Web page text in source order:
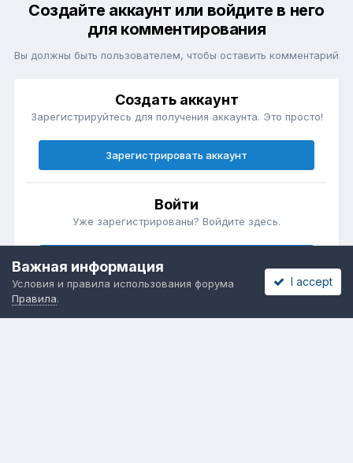
Создайте аккаунт или войдите в него
для комментирования
Вы должны быть пользователем, чтобы оставить комментарий
Создать аккаунт
Зарегистрируйтесь для получения аккаунта. Это просто!
Зарегистрировать аккаунт
Войти
Уже зарегистрированы? Войдите здесь.
Важная информация
Условия и правила использования форума
Правила.
I accept